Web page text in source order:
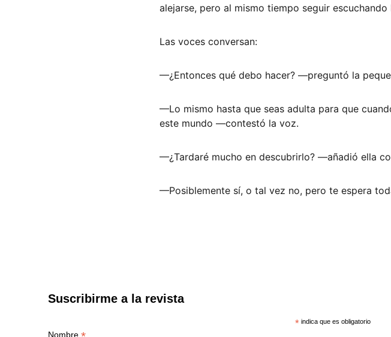
alejarse, pero al mismo tiempo seguir
Las voces conversan:
—¿Entonces qué debo hacer? —preguntó la
—Lo mismo hasta que seas adulta para que
este mundo —contestó la voz.
—¿Tardaré mucho en descubrirlo? —añadió ella
—Posiblemente sí, o tal vez no, pero te espera